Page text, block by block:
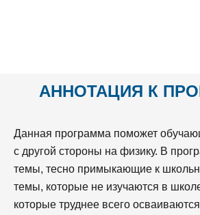
АННОТАЦИЯ К
Данная программа поможет
с другой стороны на физику. В
темы, тесно примыкающие к
темы, которые не изучаются в
которые труднее всего